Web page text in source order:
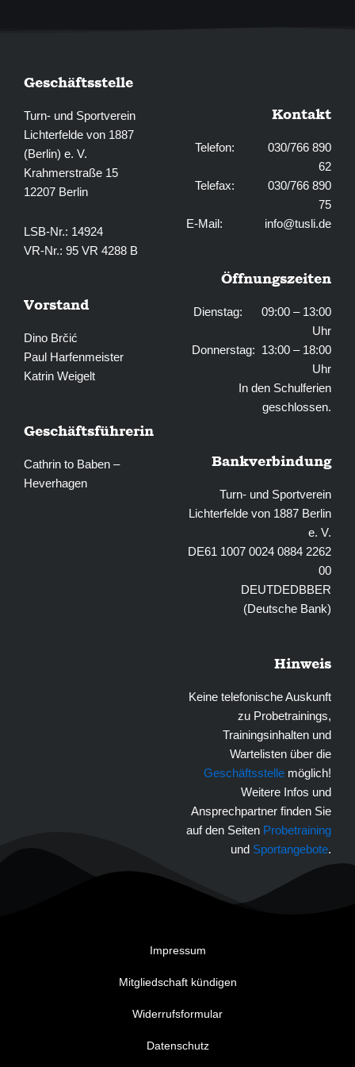
Geschäftsstelle
Turn- und Sportverein
Lichterfelde von 1887
(Berlin) e. V.
Krahmerstraße 15
12207 Berlin
LSB-Nr.: 14924
VR-Nr.: 95 VR 4288 B
Vorstand
Dino Brčić
Paul Harfenmeister
Katrin Weigelt
Geschäftsführerin
Cathrin to Baben –
Heverhagen
Kontakt
Telefon: 030/766 890
62
Telefax: 030/766 890
75
E-Mail: info@tusli.de
Öffnungszeiten
Dienstag: 09:00 – 13:00
Uhr
Donnerstag: 13:00 – 18:00
Uhr
In den Schulferien
geschlossen.
Bankverbindung
Turn- und Sportverein
Lichterfelde von 1887 Berlin
e. V.
DE61 1007 0024 0884 2262
00
DEUTDEDBBER
(Deutsche Bank)
Hinweis
Keine telefonische Auskunft
zu Probetrainings,
Trainingsinhalten und
Wartelisten über die
Geschäftsstelle möglich!
Weitere Infos und
Ansprechpartner finden Sie
auf den Seiten Probetraining
und Sportangebote.
Impressum
Mitgliedschaft kündigen
Widerrufsformular
Datenschutz